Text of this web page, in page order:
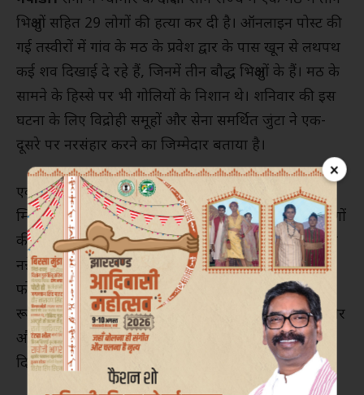
×
भिक्षुओं सहित 29 लोगों की हत्या कर दी है। ऑनलाइन पोस्ट की
गई तस्वीरों में गांव के मठ के प्रवेश द्वार के पास खून से लथपथ
कई शव दिखाई दे रहे हैं, जिनमें तीन बौद्ध भिक्षुओं के हैं। मठ के
सामने के हिस्से पर भी गोलियों के निशान थे। शनिवार की इस
घटना के लिए विद्रोही समूहों और सेना समर्थित जुंटा ने एक-
दूसरे पर नरसंहार करने का जिम्मेदार बताया है।
एक रिपोर्ट के अनुसार इस महीने की शुरुआत में सागैंग क्षेत्र के
म्यिनमु टाउनशिप में जुंटा सैनिकों ने कथित तौर पर 17 ग्रामीणों
की हत्या करने के कुछ ही हफ्तों बाद ताजा घटना शनिवार को
नन्नेइन्ट गांव में हुई। सरकार विरोधी करेनी नेशनलिटीज डिफेंस
फोर्स (केएनडीएफ) के प्रकाशित और म्यांमार नाउ द्वारा स्वतंत्र
रूप से सत्यापित की गई तस्वीरों में स्पष्ट रूप से पीडि़तों के सिर
और उनके शरीर के अन्य हिस्सों पर बंदूक की गोली के घाव
दिखाई दे रहे हैं।